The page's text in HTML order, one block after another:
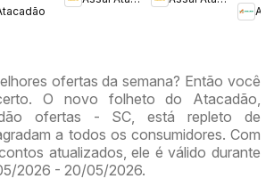
DF
DF
ofertas da semana? Então você
O novo folheto do Atacadão,
ofertas - SC, está repleto de
a todos os consumidores. Com
atualizados, ele é válido durante
2026 - 20/05/2026.